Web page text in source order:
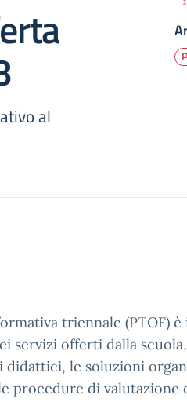
al
triennale (PTOF)
servizi offerti dalla
didattici, le soluzioni
procedure di valutazione